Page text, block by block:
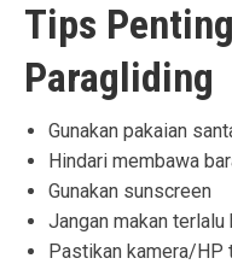
Tips
Paragliding
Gunakan pakaian
Hindari membawa
Gunakan sunscreen
Jangan makan terlalu
Pastikan kamera/HP